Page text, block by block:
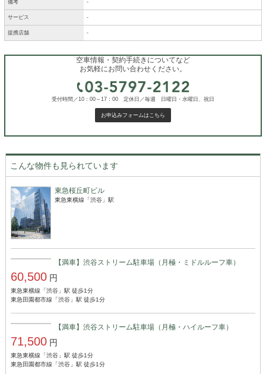
備考 -
サービス -
提携店舗 -
空車情報・契約手続きについてなど
お気軽にお問い合わせください。
受付時間／10：00～17：00 定休日／毎週 日曜日・水曜日、祝日
お申込みフォームはこちら
こんな物件も見られています
東急桜丘町ビル
東急東横線「渋谷」駅
【満車】渋谷ストリーム駐車場（月極・ミドルルーフ車）
60,500 円
東急東横線「渋谷」駅 徒歩1分
東急田園都市線「渋谷」駅 徒歩1分
【満車】渋谷ストリーム駐車場（月極・ハイルーフ車）
71,500 円
東急東横線「渋谷」駅 徒歩1分
東急田園都市線「渋谷」駅 徒歩1分